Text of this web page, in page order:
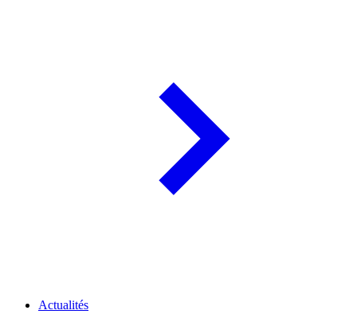
Actualités